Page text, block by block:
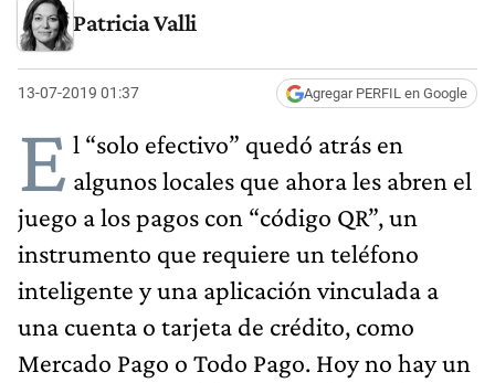
Patricia Valli
13-07-2019 01:37 Agregar PERFIL en Google
E l “solo efectivo” quedó atrás en
algunos locales que ahora les abren el
juego a los pagos con “código QR”, un
instrumento que requiere un teléfono
inteligente y una aplicación vinculada a
una cuenta o tarjeta de crédito, como
Mercado Pago o Todo Pago. Hoy no hay un